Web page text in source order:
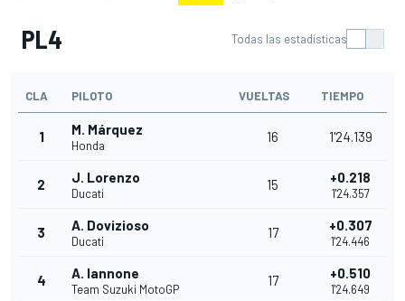
PL4 Todas las estadísticas
CLA PILOTO VUELTAS TIEMPO
1 M. Márquez
Honda
16 1'24.139
2 J. Lorenzo
Ducati
15 +0.218
1'24.357
3 A. Dovizioso
Ducati
17 +0.307
1'24.446
4 A. Iannone
Team Suzuki MotoGP
17 +0.510
1'24.649